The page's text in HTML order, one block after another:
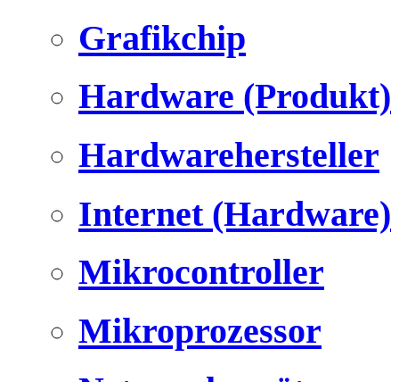
Grafikchip
Hardware (Produkt)
Hardwarehersteller
Internet (Hardware)
Mikrocontroller
Mikroprozessor